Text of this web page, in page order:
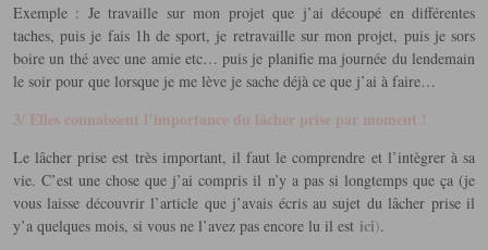
Exemple : Je travaille sur mon projet que j’ai découpé en différentes
taches, puis je fais 1h de sport, je retravaille sur mon projet, puis je sors
boire un thé avec une amie etc… puis je planifie ma journée du lendemain
le soir pour que lorsque je me lève je sache déjà ce que j’ai à faire…
3/ Elles connaissent l’importance du lâcher prise par moment !
Le lâcher prise est très important, il faut le comprendre et l’intègrer à sa
vie. C’est une chose que j’ai compris il n’y a pas si longtemps que ça (je
vous laisse découvrir l’article que j’avais écris au sujet du lâcher prise il
y’a quelques mois, si vous ne l’avez pas encore lu il est ici).